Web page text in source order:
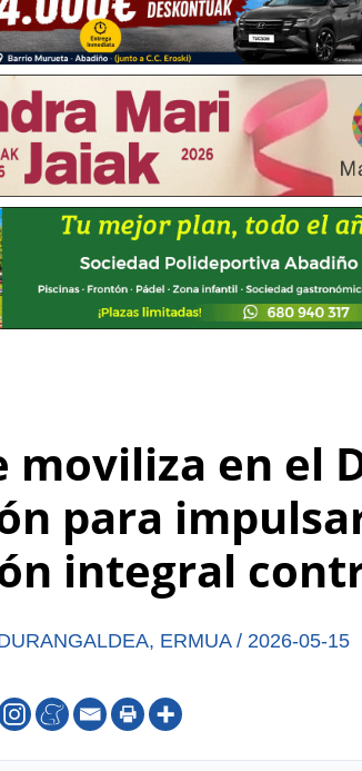
moviliza en el
para
integral
, ERMUA/ 2026-05-15